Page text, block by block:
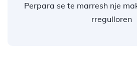
Perpara se te marresh nje
rregulloren